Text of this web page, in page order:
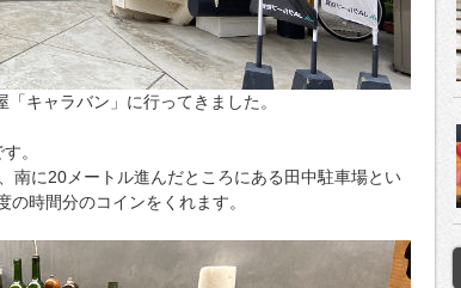
キャラバン」に行ってきました。
。
南に20メートル進んだところにある田中駐車場とい
時間分のコインをくれます。